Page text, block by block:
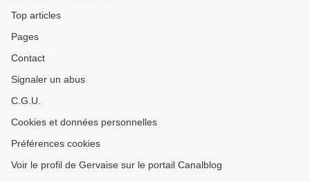
Top articles
Pages
Contact
Signaler un abus
C.G.U.
Cookies et données personnelles
Préférences cookies
Voir le profil de Gervaise sur le portail Canalblog